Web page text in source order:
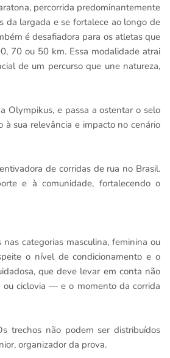
percorrida predominantemente
da largada e se fortalece ao longo de
é desafiadora para os atletas que
70 ou 50 km. Essa modalidade atrai
de um percurso que une natureza,
Olympikus, e passa a ostentar o selo
sua relevância e impacto no cenário
de corridas de rua no Brasil.
e à comunidade, fortalecendo o
categorias masculina, feminina ou
o nível de condicionamento e o
que deve levar em conta não
ciclovia — e o momento da corrida
trechos não podem ser distribuídos
organizador da prova.